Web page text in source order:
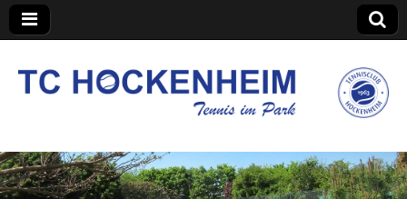
TC Hockenheim